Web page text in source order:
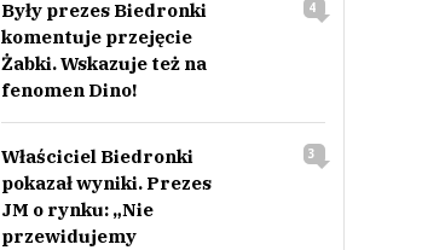
Były prezes Biedronki
komentuje przejęcie
Żabki. Wskazuje też na
fenomen Dino!
4
Właściciel Biedronki
pokazał wyniki. Prezes
JM o rynku: „Nie
przewidujemy
3